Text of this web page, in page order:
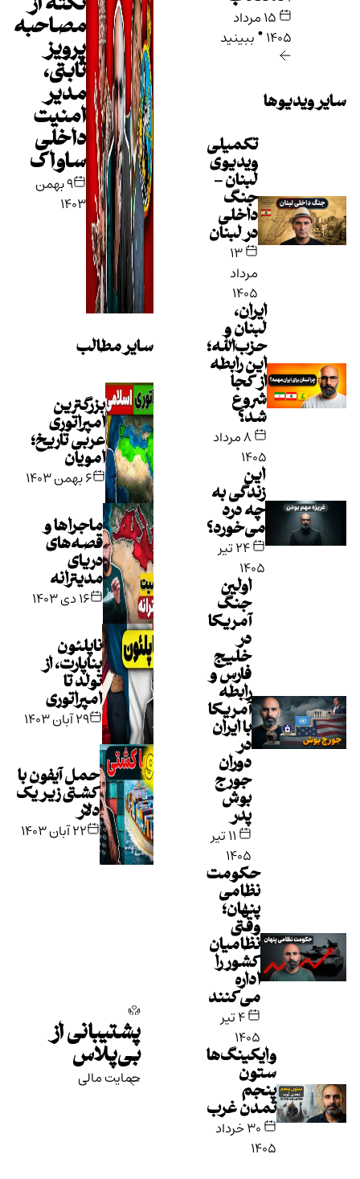
۱۵ مرداد
۱۴۰۵•ببینید
سایر ویدیوها
تکمیلی
ویدیوی
لبنان -
جنگ
داخلی
در لبنان
۱۳
مرداد
۱۴۰۵
ایران،
لبنان و
حزب‌الله؛
این رابطه
از کجا
شروع
شد؟
۸ مرداد
۱۴۰۵
این
زندگی به
چه درد
می‌خورد؟
۲۴ تیر
۱۴۰۵
اولین
جنگ
آمریکا
در
خلیج
فارس و
رابطه
آمریکا
با ایران
در
دوران
جورج
بوش
پدر
۱۱ تیر
۱۴۰۵
حکومت
نظامی
پنهان؛
وقتی
نظامیان
کشور را
اداره
می‌کنند
۴ تیر
۱۴۰۵
وایکینگ‌ها
ستون
پنجم
تمدن غرب
۳۰ خرداد
۱۴۰۵
مصاحبه
پرویز
ثابتی،
مدیر
امنیت
داخلی
ساواک
۹ بهمن
۱۴۰۳
سایر مطالب
بزرگترین
امپراتوری
عربی تاریخ؛
امویان
۶ بهمن ۱۴۰۳
ماجراها و
قصه‌های
دریای
مدیترانه
۱۶ دی ۱۴۰۳
ناپلئون
بناپارت، از
تولد تا
امپراتوری
۲۹ آبان ۱۴۰۳
حمل آیفون با
کشتی زیر یک
دلار
۲۲ آبان ۱۴۰۳
پشتیبانی از
بی‌پلاس
حمایت مالی‌